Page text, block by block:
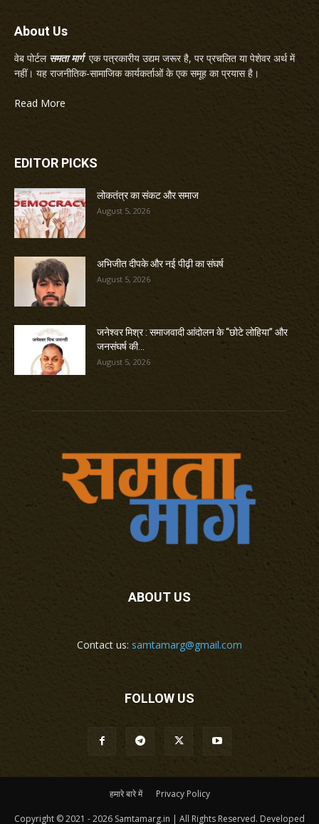
About Us
वेब पोर्टल समता मार्गएक पत्रकारीय उद्यम जरूर है, पर प्रचलित या पेशेवर अर्थ में
नहीं। यह राजनीतिक-सामाजिक कार्यकर्ताओं के एक समूह का प्रयास है।
Read More
EDITOR PICKS
लोकतंत्र का संकट और समाज
August 5, 2026
अभिजीत दीपके और नई पीढ़ी का संघर्ष
August 5, 2026
जनेश्वर मिश्र : समाजवादी आंदोलन के “छोटे लोहिया” और
जनसंघर्ष की...
August 5, 2026
ABOUT US
Contact us: samtamarg@gmail.com
FOLLOW US
हमारे बारे में Privacy Policy
Copyright © 2021 - 2026 Samtamarg.in | All Rights Reserved. Developed